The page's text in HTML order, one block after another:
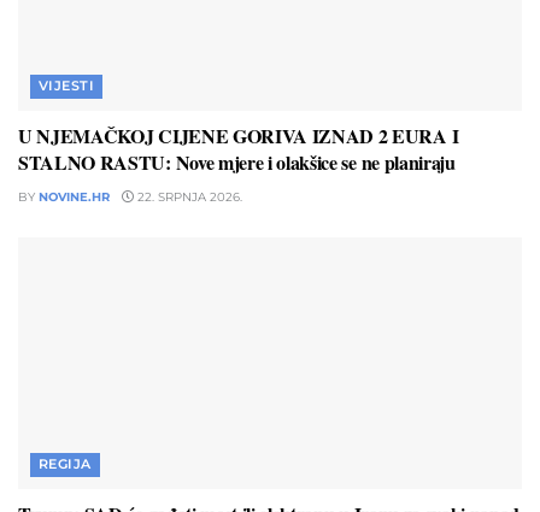
VIJESTI
U NJEMAČKOJ CIJENE GORIVA IZNAD 2 EURA I
STALNO RASTU: Nove mjere i olakšice se ne planiraju
BY NOVINE.HR 22. SRPNJA 2026.
REGIJA